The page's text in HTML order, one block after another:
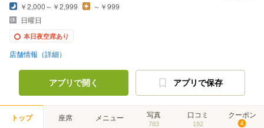
￥2,000～￥2,999
～￥999
日曜日
本日夜空席あり
店舗情報（詳細）
アプリで開く アプリで保存
トップ 座席 メニュー 写真
783
口コミ
192
クーポン
4